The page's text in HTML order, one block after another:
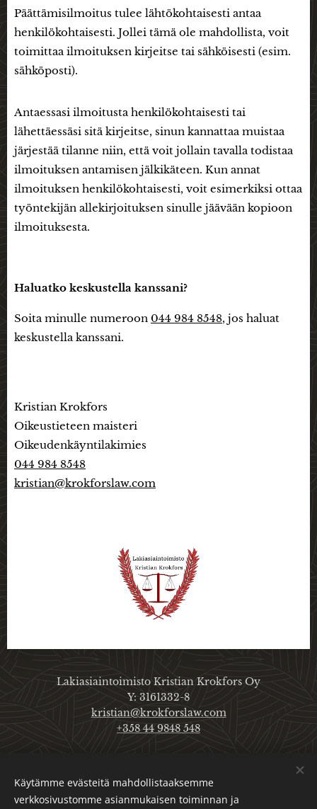
Päättämisilmoitus tulee lähtökohtaisesti antaa
henkilökohtaisesti. Jollei tämä ole mahdollista, voit
toimittaa ilmoituksen kirjeitse tai sähköisesti (esim.
sähköposti).
Antaessasi ilmoitusta henkilökohtaisesti tai
lähettäessäsi sitä kirjeitse, sinun kannattaa muistaa
järjestää tilanne niin, että voit jollain tavalla todistaa
ilmoituksen antamisen jälkikäteen. Kun annat
ilmoituksen henkilökohtaisesti, voit esimerkiksi ottaa
työntekijän allekirjoituksen sinulle jäävään kopioon
ilmoituksesta.
Haluatko keskustella kanssani?
Soita minulle numeroon 044 984 8548, jos haluat
keskustella kanssani.
Kristian Krokfors
Oikeustieteen maisteri
Oikeudenkäyntilakimies
044 984 8548
kristian@krokforslaw.com
Lakiasiaintoimisto Kristian Krokfors Oy
Y: 3161332-8
kristian@krokforslaw.com
+358 44 9848 548
Etusivulle
Artikkelien käyttöehdot
Käytämme evästeitä mahdollistaaksemme
verkkosivustomme asianmukaisen toiminnan ja